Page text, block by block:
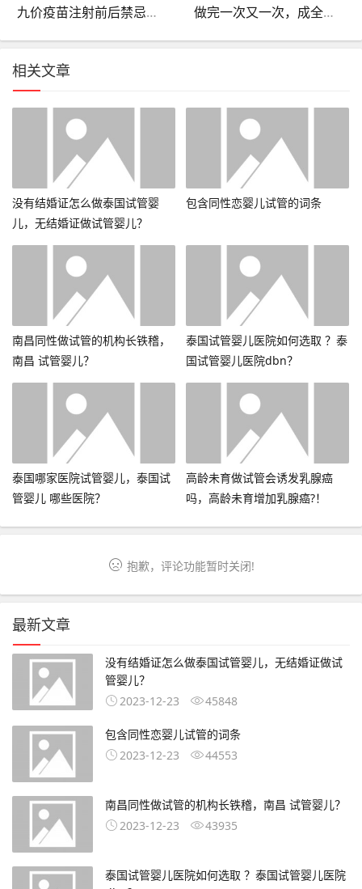
九价疫苗注射前后禁忌，九价疫苗注射前后禁忌月经期？ 做完一次又一次，成全视频观看免费高清动漫？
相关文章
没有结婚证怎么做泰国试管婴
儿，无结婚证做试管婴儿？
包含同性恋婴儿试管的词条
南昌同性做试管的机构长铁稽，
南昌 试管婴儿？
泰国试管婴儿医院如何选取 ？泰
国试管婴儿医院dbn？
泰国哪家医院试管婴儿，泰国试
管婴儿 哪些医院？
高龄未育做试管会诱发乳腺癌
吗，高龄未育增加乳腺癌?！
抱歉，评论功能暂时关闭!
最新文章
没有结婚证怎么做泰国试管婴儿，无结婚证做试
管婴儿？
2023-12-23
45848
包含同性恋婴儿试管的词条
2023-12-23
44553
南昌同性做试管的机构长铁稽，南昌 试管婴儿？
2023-12-23
43935
泰国试管婴儿医院如何选取 ？泰国试管婴儿医院